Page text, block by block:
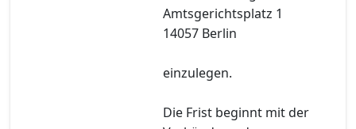
Amtsgerichtsplatz 1
14057 Berlin
einzulegen.
Die Frist beginnt mit der